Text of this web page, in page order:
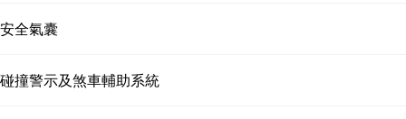
安全氣囊
碰撞警示及煞車輔助系統